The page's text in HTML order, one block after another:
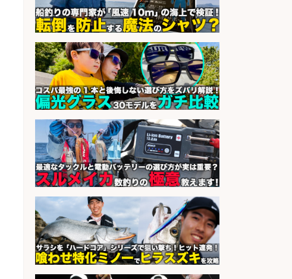
1日2h
会社名 オーケー株式会社
sponsored by 求人ボックス
レジカウンター/お釣りの計算不要
の簡単レジ 未経験も安心の研修あり
1日2h
会社名 オーケー株式会社
sponsored by 求人ボックス
さらに求人情報を見る